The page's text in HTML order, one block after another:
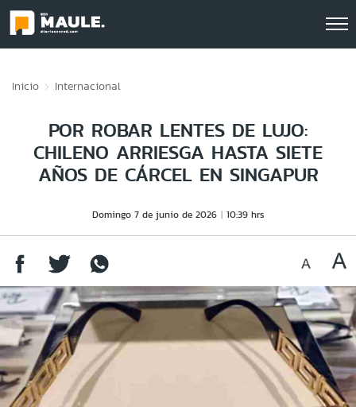
Inicio Internacional
POR ROBAR LENTES DE LUJO:
CHILENO ARRIESGA HASTA SIETE
AÑOS DE CÁRCEL EN SINGAPUR
Domingo 7 de junio de 2026 10:39 hrs